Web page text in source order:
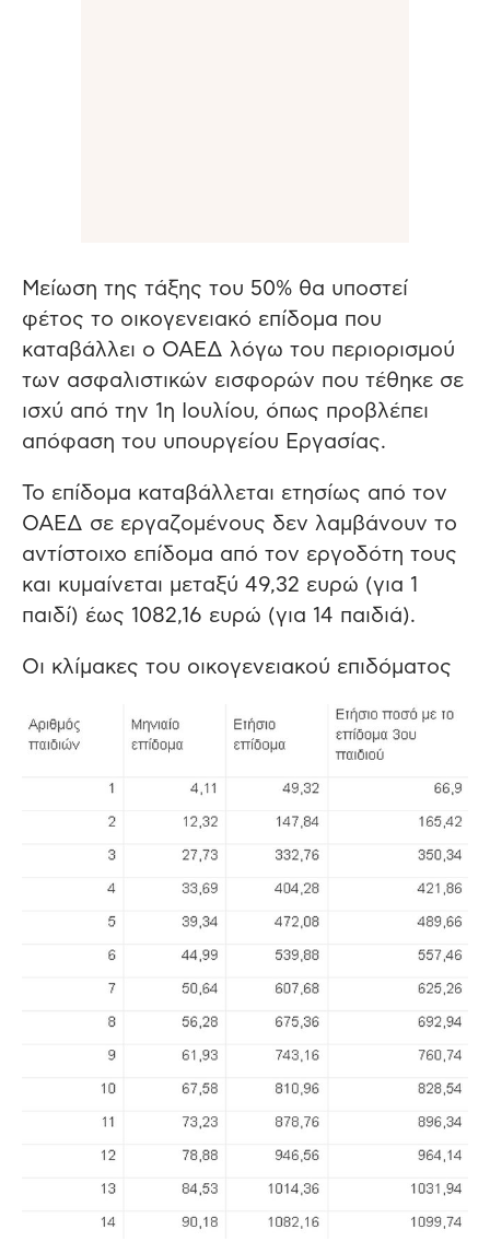
Μείωση της τάξης του 50% θα υποστεί
φέτος το οικογενειακό επίδομα που
καταβάλλει ο ΟΑΕΔ λόγω του περιορισμού
των ασφαλιστικών εισφορών που τέθηκε σε
ισχύ από την 1η Ιουλίου, όπως προβλέπει
απόφαση του υπουργείου Εργασίας.
Το επίδομα καταβάλλεται ετησίως από τον
ΟΑΕΔ σε εργαζομένους δεν λαμβάνουν το
αντίστοιχο επίδομα από τον εργοδότη τους
και κυμαίνεται μεταξύ 49,32 ευρώ (για 1
παιδί) έως 1082,16 ευρώ (για 14 παιδιά).
Οι κλίμακες του οικογενειακού επιδόματος